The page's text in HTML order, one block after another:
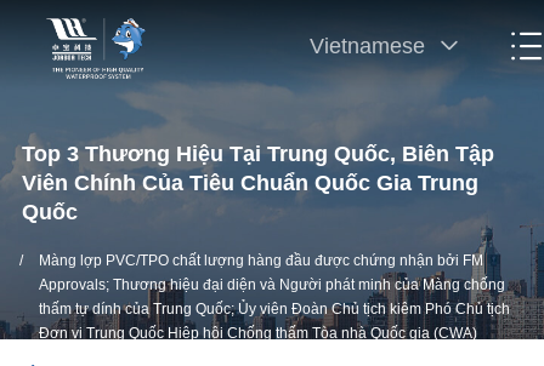
Vietnamese
Top 3 Thương Hiệu Tại Trung Quốc, Biên Tập
Viên Chính Của Tiêu Chuẩn Quốc Gia Trung
Quốc
/
Màng lợp PVC/TPO chất lượng hàng đầu được chứng nhận bởi FM
Approvals; Thương hiệu đại diện và Người phát minh của Màng chống
thấm tự dính của Trung Quốc; Ủy viên Đoàn Chủ tịch kiêm Phó Chủ tịch
Đơn vị Trung Quốc Hiệp hội Chống thấm Tòa nhà Quốc gia (CWA)